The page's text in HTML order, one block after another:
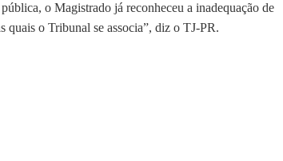
o Magistrado já reconheceu a inadequação de
quais o Tribunal se associa”, diz o TJ-PR.